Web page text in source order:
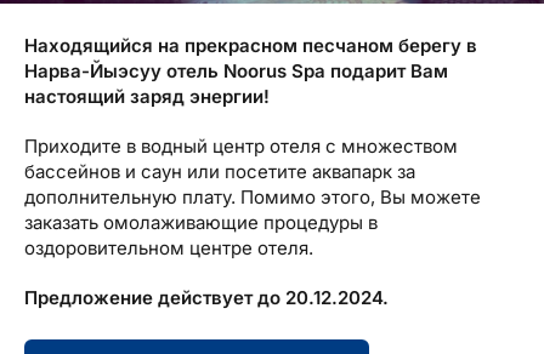
Наши консультанты
Приходите на работу
Новости
Находящийся на прекрасном песчаном берегу в
Нарва-Йыэсуу отель Noorus Spa подарит Вам
настоящий заряд энергии!
Приходите в водный центр отеля с множеством
бассейнов и саун или посетите аквапарк за
дополнительную плату. Помимо этого, Вы можете
заказать омолаживающие процедуры в
оздоровительном центре отеля.
Предложение действует до 20.12.2024.